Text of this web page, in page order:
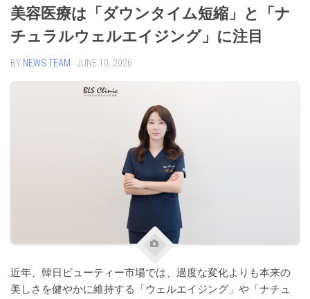
美容医療は「ダウンタイム短縮」と「ナ
チュラルウェルエイジング」に注目
BY NEWS TEAM · JUNE 10, 2026
近年、韓日ビューティー市場では、過度な変化よりも本来の
美しさを健やかに維持する「ウェルエイジング」や「ナチュ